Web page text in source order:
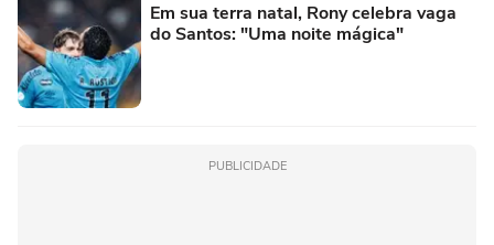
Em sua terra natal, Rony celebra vaga
do Santos: "Uma noite mágica"
PUBLICIDADE